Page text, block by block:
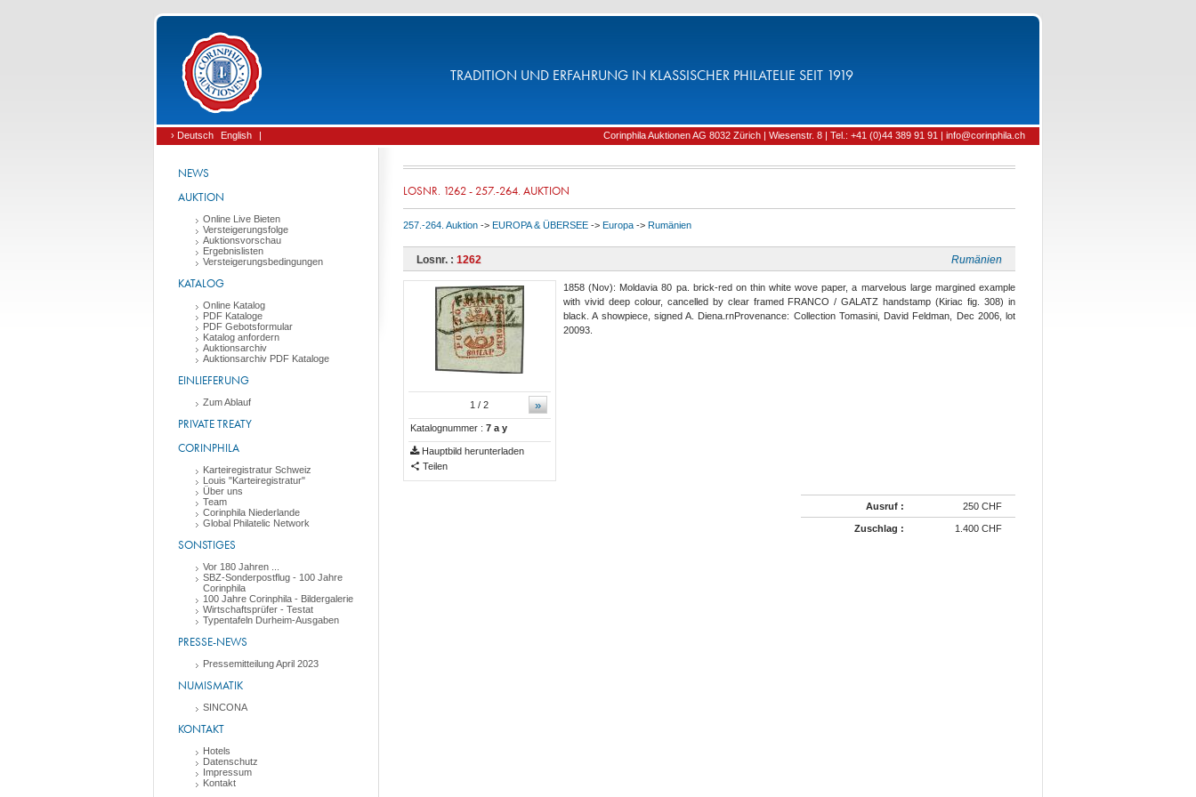
TRADITION UND ERFAHRUNG IN KLASSISCHER PHILATELIE SEIT 1919
› Deutsch English | Corinphila Auktionen AG 8032 Zürich | Wiesenstr. 8 | Tel.: +41 (0)44 389 91 91 | info@corinphila.ch
NEWS
AUKTION
Online Live Bieten
Versteigerungsfolge
Auktionsvorschau
Ergebnislisten
Versteigerungsbedingungen
KATALOG
Online Katalog
PDF Kataloge
PDF Gebotsformular
Katalog anfordern
Auktionsarchiv
Auktionsarchiv PDF Kataloge
EINLIEFERUNG
Zum Ablauf
PRIVATE TREATY
CORINPHILA
Karteiregistratur Schweiz
Louis "Karteiregistratur"
Über uns
Team
Corinphila Niederlande
Global Philatelic Network
SONSTIGES
Vor 180 Jahren ...
SBZ-Sonderpostflug - 100 Jahre
Corinphila
100 Jahre Corinphila - Bildergalerie
Wirtschaftsprüfer - Testat
Typentafeln Durheim-Ausgaben
PRESSE-NEWS
Pressemitteilung April 2023
NUMISMATIK
SINCONA
KONTAKT
Hotels
Datenschutz
Impressum
Kontakt
LOSNR. 1262 - 257.-264. AUKTION
257.-264. Auktion -> EUROPA & ÜBERSEE -> Europa -> Rumänien
Losnr. : 1262 Rumänien
»
1 / 2
Katalognummer : 7 a y
Hauptbild herunterladen
Teilen
1858 (Nov): Moldavia 80 pa. brick-red on thin white wove paper, a marvelous large margined example
with vivid deep colour, cancelled by clear framed FRANCO / GALATZ handstamp (Kiriac fig. 308) in
black. A showpiece, signed A. Diena.rnProvenance: Collection Tomasini, David Feldman, Dec 2006, lot
20093.
Ausruf : 250 CHF
Zuschlag : 1.400 CHF